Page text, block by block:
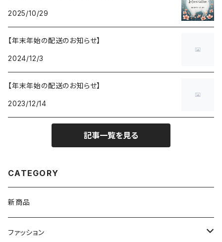
2025/10/29
【年末年始の配送のお知らせ】
2024/12/3
【年末年始の配送のお知らせ】
2023/12/14
記事一覧を見る
CATEGORY
新商品
ファッション